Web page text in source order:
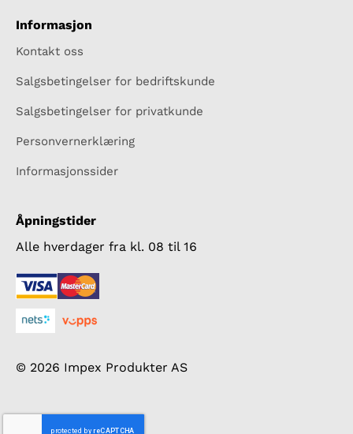
Informasjon
Kontakt oss
Salgsbetingelser for bedriftskunde
Salgsbetingelser for privatkunde
Personvernerklæring
Informasjonssider
Åpningstider
Alle hverdager fra kl. 08 til 16
© 2026 Impex Produkter AS